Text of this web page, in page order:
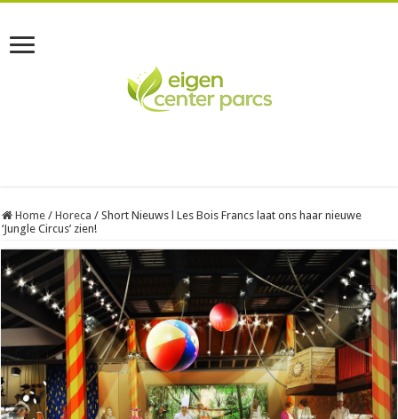
Home / Horeca / Short Nieuws l Les Bois Francs laat ons haar nieuwe
‘Jungle Circus’ zien!